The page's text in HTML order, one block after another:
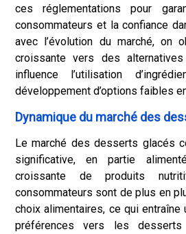
ces réglementations pour
consommateurs et la confiance
avec l’évolution du marché, on
croissante vers des
influence l’utilisation
développement d’options faibles
Dynamique du marché des
Le marché des desserts glacés
significative, en partie
croissante de produits
consommateurs sont de plus en
choix alimentaires, ce qui entraîne
préférences vers les